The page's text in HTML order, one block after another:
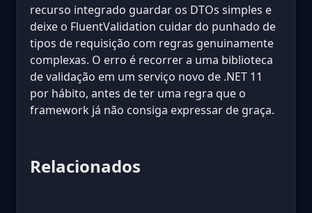
recurso integrado guardar os DTOs simples e
deixe o FluentValidation cuidar do punhado de
tipos de requisição com regras genuinamente
complexas. O erro é recorrer a uma biblioteca
de validação em um serviço novo de .NET 11
por hábito, antes de ter uma regra que o
framework já não consiga expressar de graça.
Relacionados